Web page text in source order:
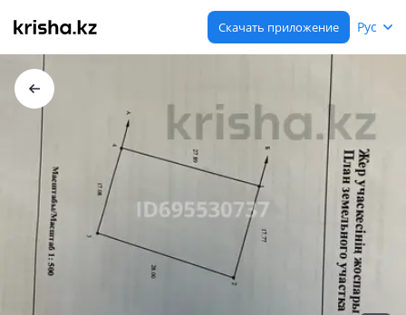
Скачать приложение Рус